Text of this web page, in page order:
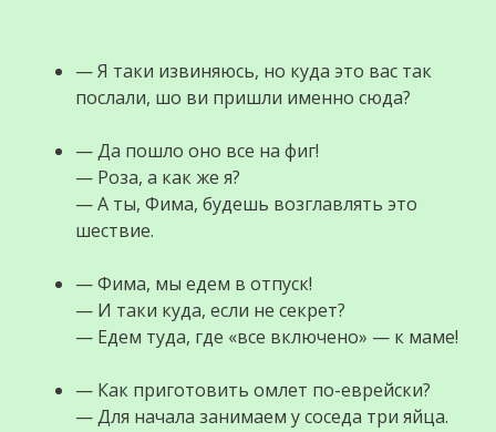
— Я таки извиняюсь, но куда это вас так
послали, шо ви пришли именно сюда?
— Да пошло оно все на фиг!
— Роза, а как же я?
— А ты, Фима, будешь возглавлять это
шествие.
— Фима, мы едем в отпуск!
— И таки куда, если не секрет?
— Едем туда, где «все включено» — к маме!
— Как приготовить омлет по-еврейски?
— Для начала занимаем у соседа три яйца.